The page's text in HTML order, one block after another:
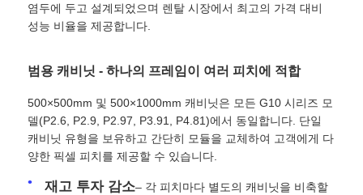
홈
염두에 두고 설계되었으며 렌탈 시장에서 최고의 가격 대비
성능 비율을 제공합니다.
범용 캐비닛 - 하나의 프레임이 여러 피치에 적합
500×500mm 및 500×1000mm 캐비닛은 모든 G10 시리즈 모
델(P2.6, P2.9, P2.97, P3.91, P4.81)에서 동일합니다. 단일
캐비닛 유형을 보유하고 간단히 모듈을 교체하여 고객에게 다
양한 픽셀 피치를 제공할 수 있습니다.
재고 투자 감소– 각 피치마다 별도의 캐비닛을 비축할